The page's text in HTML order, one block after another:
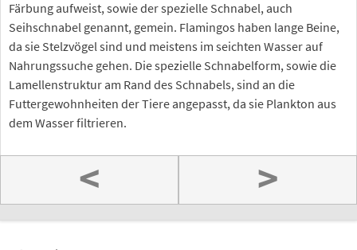
Färbung aufweist, sowie der spezielle Schnabel, auch
Seihschnabel genannt, gemein. Flamingos haben lange Beine,
da sie Stelzvögel sind und meistens im seichten Wasser auf
Nahrungssuche gehen. Die spezielle Schnabelform, sowie die
Lamellenstruktur am Rand des Schnabels, sind an die
Futtergewohnheiten der Tiere angepasst, da sie Plankton aus
dem Wasser filtrieren.
< >